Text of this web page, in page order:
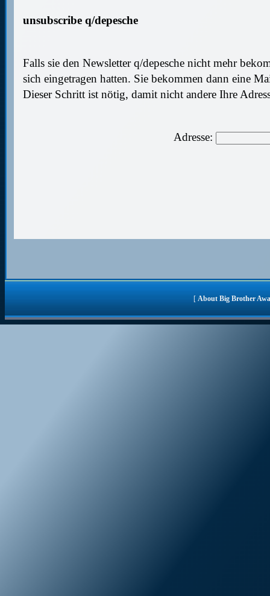
unsubscribe q/depesche
Falls sie den Newsletter q/depesche nicht mehr
sich eingetragen hatten. Sie bekommen dann eine
Dieser Schritt ist nötig, damit nicht andere Ihre
Adresse:
[ About Big Brother